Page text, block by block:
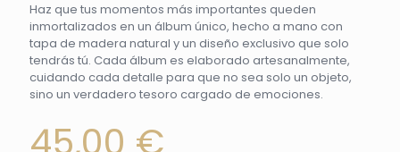
Haz que tus momentos más importantes queden
inmortalizados en un álbum único, hecho a mano con
tapa de madera natural y un diseño exclusivo que solo
tendrás tú. Cada álbum es elaborado artesanalmente,
cuidando cada detalle para que no sea solo un objeto,
sino un verdadero tesoro cargado de emociones.